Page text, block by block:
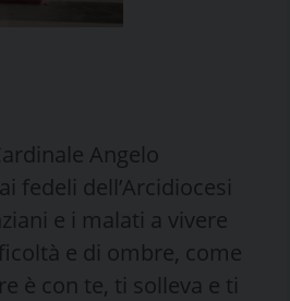
Angelo
fedeli dell’Arcidiocesi
e i malati a vivere
e di ombre, come
è con te, ti solleva e ti